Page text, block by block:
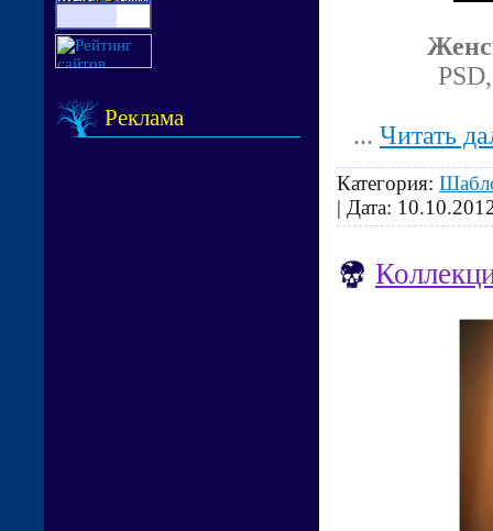
Реклама
... Читать
Категория:
| Дата: